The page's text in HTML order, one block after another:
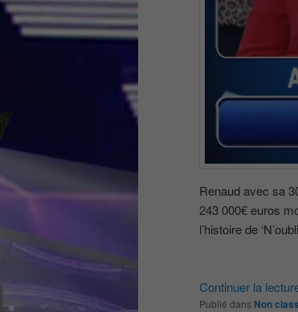
Renaud avec sa
243 000€ euros
l’histoire de
Continuer la
Publié dans Non